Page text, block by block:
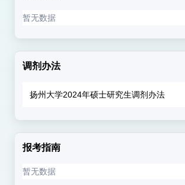
暂无数据
调剂办法
扬州大学2024年硕士研究生调剂办法
报考指南
暂无数据